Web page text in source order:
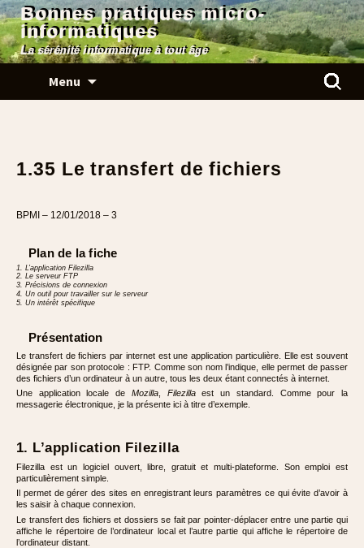
Bonnes pratiques micro-
informatiques
La sérénité informatique à tout âge
Menu
1.35 Le transfert de fichiers
BPMI – 12/01/2018 – 3
Plan de la fiche
1. L’application Filezilla
2. Le serveur FTP
3. Précisions de connexion
4. Un outil pour travailler sur le serveur
5. Un intérêt spécifique
Présentation
Le transfert de fichiers par internet est une application particulière. Elle est souvent
désignée par son protocole : FTP. Comme son nom l’indique, elle permet de passer
des fichiers d’un ordinateur à un autre, tous les deux étant connectés à internet.
Une application locale de Mozilla, Filezillaest un standard. Comme pour la
messagerie électronique, je la présente ici à titre d’exemple.
1. L’application Filezilla
Filezilla est un logiciel ouvert, libre, gratuit et multi-plateforme. Son emploi est
particulièrement simple.
Il permet de gérer des sites en enregistrant leurs paramètres ce qui évite d’avoir à
les saisir à chaque connexion.
Le transfert des fichiers et dossiers se fait par pointer-déplacer entre une partie qui
affiche le répertoire de l’ordinateur local et l’autre partie qui affiche le répertoire de
l’ordinateur distant.